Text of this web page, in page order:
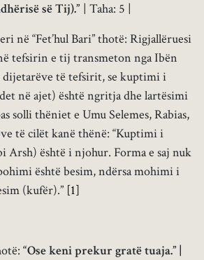
së Tij).” | Taha: 5 |
në “Fet’hul Bari” thotë: Rigjallëruesi
tefsirin e tij transmeton nga Ibën
dijetarëve të tefsirit, se kuptimi i
në ajet) është ngritja dhe lartësimi
solli thëniet e Umu Selemes, Rabias,
të cilët kanë thënë: “Kuptimi i
Arsh) është i njohur. Forma e saj nuk
është besim, ndërsa mohimi i
(kufër).” [1]
“Ose keni prekur gratë tuaja.” |